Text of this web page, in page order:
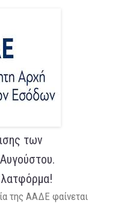
των
της ΑΑΔΕ φαίνεται